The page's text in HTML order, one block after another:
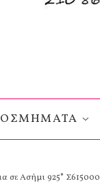
σε Ασήμι 925° Σ615000